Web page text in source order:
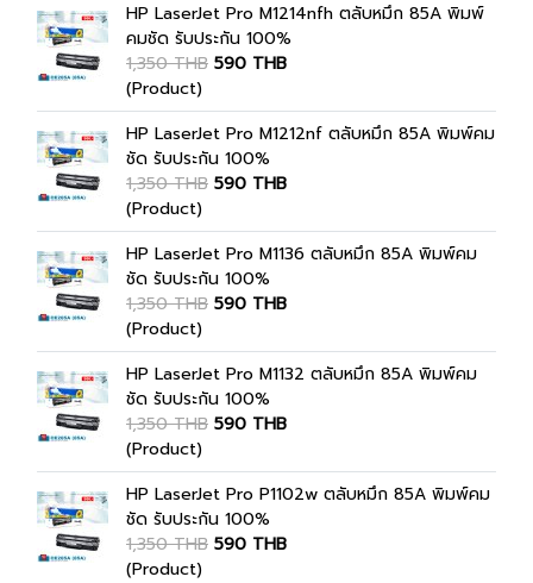
HP LaserJet Pro M1214nfh ตลับหมึก 85A พิมพ์
คมชัด รับประกัน 100%
1,350 THB 590 THB
(Product)
HP LaserJet Pro M1212nf ตลับหมึก 85A พิมพ์คม
ชัด รับประกัน 100%
1,350 THB 590 THB
(Product)
HP LaserJet Pro M1136 ตลับหมึก 85A พิมพ์คม
ชัด รับประกัน 100%
1,350 THB 590 THB
(Product)
HP LaserJet Pro M1132 ตลับหมึก 85A พิมพ์คม
ชัด รับประกัน 100%
1,350 THB 590 THB
(Product)
HP LaserJet Pro P1102w ตลับหมึก 85A พิมพ์คม
ชัด รับประกัน 100%
1,350 THB 590 THB
(Product)